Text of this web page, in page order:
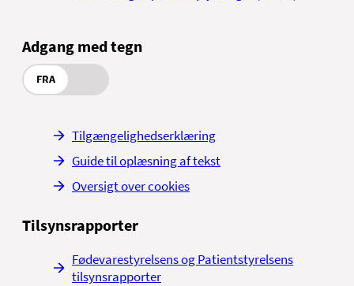
Adgang med tegn
FRA
Tilgængelighedserklæring
Guide til oplæsning af tekst
Oversigt over cookies
Tilsynsrapporter
Fødevarestyrelsens og Patientstyrelsens
tilsynsrapporter